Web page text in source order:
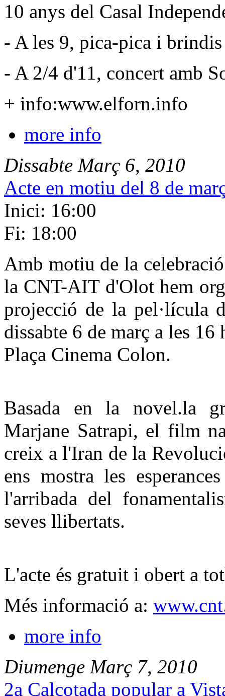
10 anys del Casal
- A les 9, pica-pica i brindis
- A 2/4 d'11, concert amb
+ info:www.elforn.info
more info
Dissabte Març 6, 2010
Acte en motiu del 8 de
Inici: 16:00
Fi: 18:00
Amb motiu de la
la CNT-AIT d'Olot hem
projecció de la pel·lícula
dissabte 6 de març a les
Plaça Cinema Colon.
Basada en la novel.la
Marjane Satrapi, el film
creix a l'Iran de la
ens mostra les
l'arribada del
seves llibertats.
L'acte és gratuit i obert a
Més informació a:
more info
Diumenge Març 7, 2010
2a Calçotada popular a